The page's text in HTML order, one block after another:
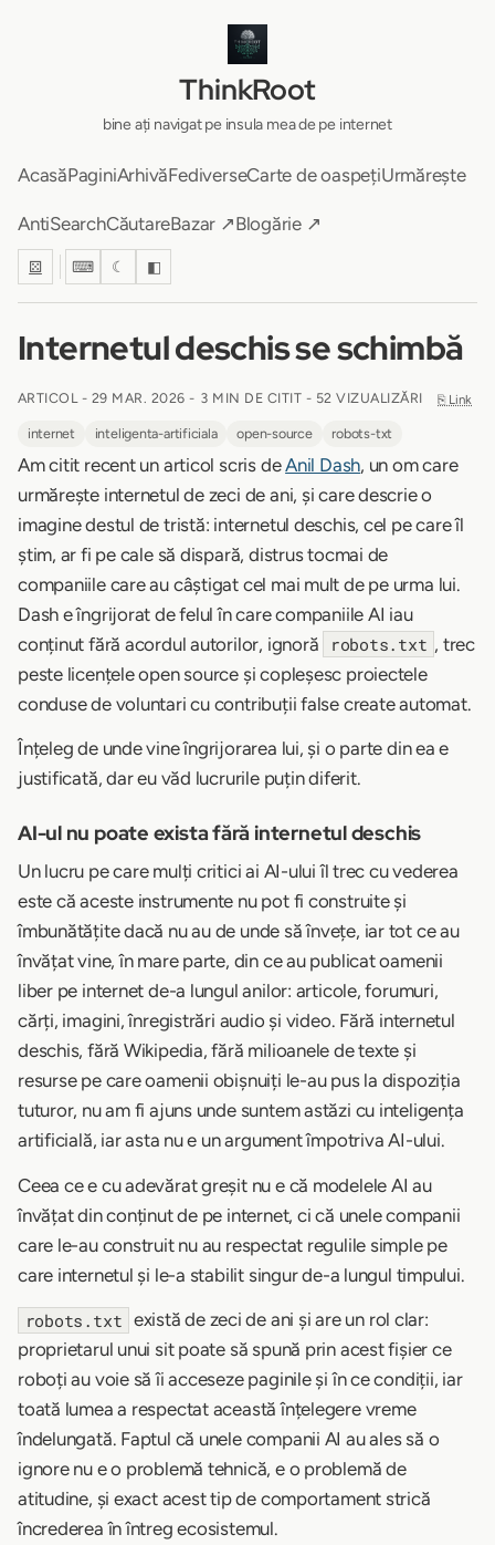
ThinkRoot
bine ați navigat pe insula mea de pe internet
AcasăPaginiArhivăFediverseCarte de oaspețiUrmărește
AntiSearchCăutareBazar ↗Blogărie ↗
⚄ ⌨ ☾ ◧
Internetul deschis se schimbă
ARTICOL - 29 MAR. 2026 - 3 MIN DE CITIT - 52 VIZUALIZĂRI ⎘ Link
internet inteligenta-artificiala open-source robots-txt
Am citit recent un articol scris deAnil Dash, un om care
urmărește internetul de zeci de ani, și care descrie o
imagine destul de tristă: internetul deschis, cel pe care îl
știm, ar fi pe cale să dispară, distrus tocmai de
companiile care au câștigat cel mai mult de pe urma lui.
Dash e îngrijorat de felul în care companiile AI iau
conținut fără acordul autorilor, ignoră
robots.txt , trec
peste licențele open source și copleșesc proiectele
conduse de voluntari cu contribuții false create automat.
Înțeleg de unde vine îngrijorarea lui, și o parte din ea e
justificată, dar eu văd lucrurile puțin diferit.
AI-ul nu poate exista fără internetul deschis
Un lucru pe care mulți critici ai AI-ului îl trec cu vederea
este că aceste instrumente nu pot fi construite și
îmbunătățite dacă nu au de unde să învețe, iar tot ce au
învățat vine, în mare parte, din ce au publicat oamenii
liber pe internet de-a lungul anilor: articole, forumuri,
cărți, imagini, înregistrări audio și video. Fără internetul
deschis, fără Wikipedia, fără milioanele de texte și
resurse pe care oamenii obișnuiți le-au pus la dispoziția
tuturor, nu am fi ajuns unde suntem astăzi cu inteligența
artificială, iar asta nu e un argument împotriva AI-ului.
Ceea ce e cu adevărat greșit nu e că modelele AI au
învățat din conținut de pe internet, ci că unele companii
care le-au construit nu au respectat regulile simple pe
care internetul și le-a stabilit singur de-a lungul timpului.
robots.txt există de zeci de ani și are un rol clar:
proprietarul unui sit poate să spună prin acest fișier ce
roboți au voie să îi acceseze paginile și în ce condiții, iar
toată lumea a respectat această înțelegere vreme
îndelungată. Faptul că unele companii AI au ales să o
ignore nu e o problemă tehnică, e o problemă de
atitudine, și exact acest tip de comportament strică
încrederea în întreg ecosistemul.